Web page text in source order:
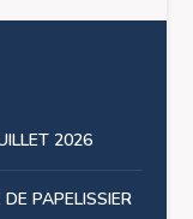
2026
PAPELISSIER